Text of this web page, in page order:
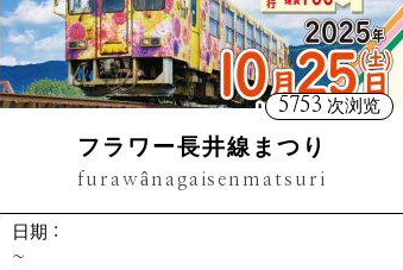
5753 次浏览
フラワー長井線まつり
furawânagaisenmatsuri
日期：
~